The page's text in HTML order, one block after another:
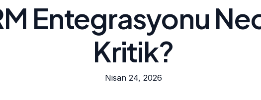
Entegrasyonu
Kritik?
Nisan 24, 2026